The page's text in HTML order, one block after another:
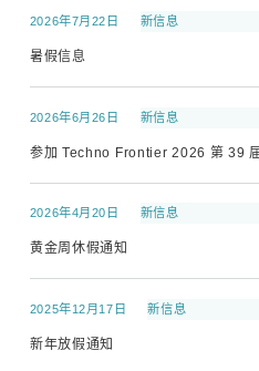
2026年7月22日 新信息
暑假信息
2026年6月26日 新信息
参加 Techno Frontier 2026 第 39
2026年4月20日 新信息
黄金周休假通知
2025年12月17日 新信息
新年放假通知